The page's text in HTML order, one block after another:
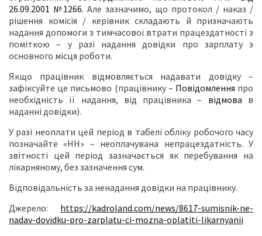
26.09.2001 №1266. Але зазначимо, що протокол / наказ /
рішення комісія / керівник складають й призначають
надання допомоги з тимчасової втрати працездатності з
поміткою – у разі надання довідки про зарплату з
основного місця роботи.
Якщо працівник відмовляється надавати довідку –
зафіксуйте це письмово (працівнику – Повідомлення про
необхідність її надання, від працівника – відмова в
наданні довідки).
У разі неоплати цей період в табелі обліку робочого часу
позначайте «НН» – неоплачувана непрацездатність. У
звітності цей період зазначається як перебування на
лікарняному, без зазначення сум.
Відповідальність за ненадання довідки на працівнику.
Джерело: https://kadroland.com/news/8617-sumisnik-ne-
nadav-dovidku-pro-zarplatu-ci-mozna-oplatiti-likarnyanii